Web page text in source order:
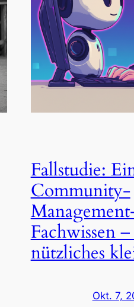
Fallstudie:
Community-
Fachwissen
nützliches
Okt. 7,